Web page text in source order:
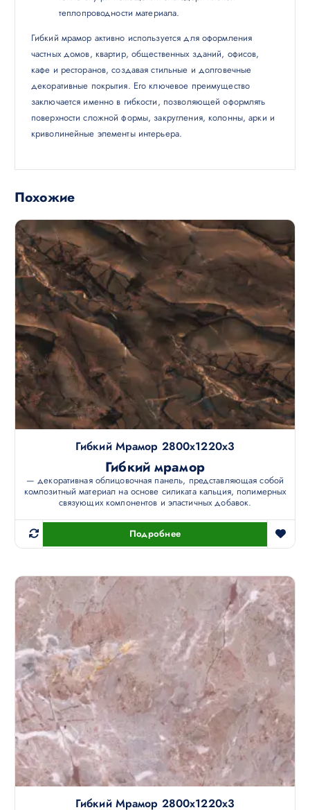
теплопроводности материала.
Гибкий мрамор активно используется для оформления
частных домов, квартир, общественных зданий, офисов,
кафе и ресторанов, создавая стильные и долговечные
декоративные покрытия. Его ключевое преимущество
заключается именно в гибкости, позволяющей оформлять
поверхности сложной формы, закругления, колонны, арки и
криволинейные элементы интерьера.
Похожие
Гибкий Мрамор 2800х1220х3
Гибкий мрамор
— декоративная облицовочная панель, представляющая собой
композитный материал на основе силиката кальция, полимерных
связующих компонентов и эластичных добавок.
Подробнее
Гибкий Мрамор 2800х1220х3